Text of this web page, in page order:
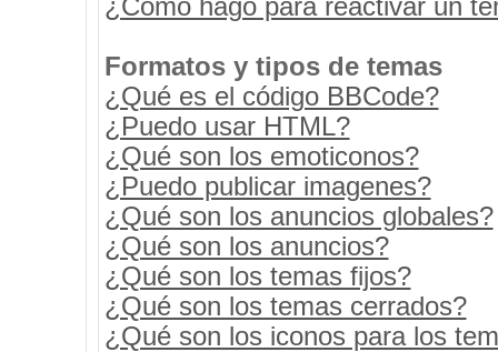
¿Cómo hago para reactivar un
Formatos y tipos de temas
¿Qué es el código BBCode?
¿Puedo usar HTML?
¿Qué son los emoticonos?
¿Puedo publicar imagenes?
¿Qué son los anuncios globales?
¿Qué son los anuncios?
¿Qué son los temas fijos?
¿Qué son los temas cerrados?
¿Qué son los iconos para los